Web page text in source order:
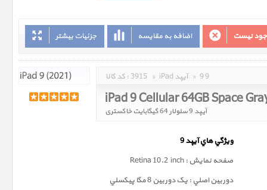
جزئیات بیشتر اضافه به مقایسه نیست
کد کالا : 3915 » iPad آیپد » 9 9
iPad 9 Cellular 64GB Space
آیپد 9 سلولار 64 گیگابایت خاکستری
ويژگي هاي آيپد 9
صفحه نمايش : Retina 10.2 inch
دوربين اصلي : يک دوربين 8 مگا پيکسلي